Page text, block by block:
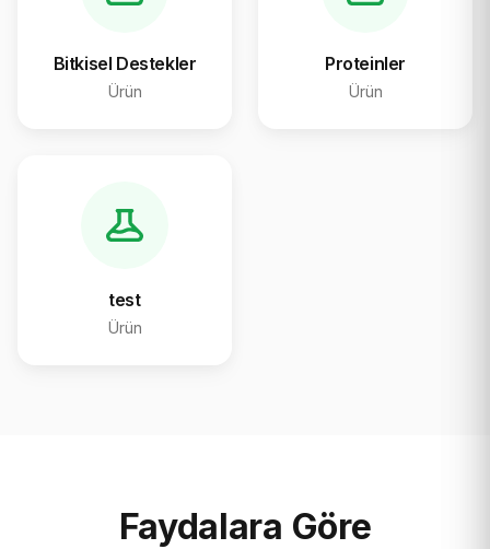
Bitkisel Destekler
Ürün
Proteinler
Ürün
test
Ürün
Faydalara Göre